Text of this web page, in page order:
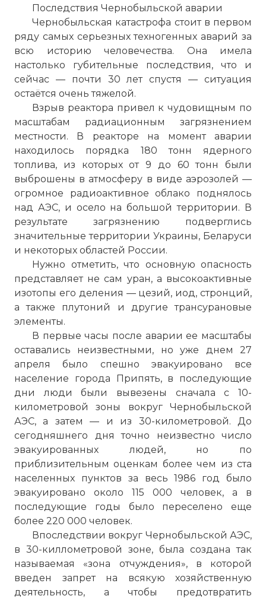
Последствия Чернобыльской аварии
Чернобыльская катастрофа стоит в первом
ряду самых серьезных техногенных аварий за
всю историю человечества. Она имела
настолько губительные последствия, что и
сейчас — почти 30 лет спустя — ситуация
остаётся очень тяжелой.
Взрыв реактора привел к чудовищным по
масштабам радиационным загрязнением
местности. В реакторе на момент аварии
находилось порядка 180 тонн ядерного
топлива, из которых от 9 до 60 тонн были
выброшены в атмосферу в виде аэрозолей —
огромное радиоактивное облако поднялось
над АЭС, и осело на большой территории. В
результате загрязнению подверглись
значительные территории Украины, Беларуси
и некоторых областей России.
Нужно отметить, что основную опасность
представляет не сам уран, а высокоактивные
изотопы его деления — цезий, иод, стронций,
а также плутоний и другие трансурановые
элементы.
В первые часы после аварии ее масштабы
оставались неизвестными, но уже днем 27
апреля было спешно эвакуировано все
население города Припять, в последующие
дни люди были вывезены сначала с 10-
километровой зоны вокруг Чернобыльской
АЭС, а затем — и из 30-километровой. До
сегодняшнего дня точно неизвестно число
эвакуированных людей, но по
приблизительным оценкам более чем из ста
населенных пунктов за весь 1986 год было
эвакуировано около 115 000 человек, а в
последующие годы было переселено еще
более 220 000 человек.
Впоследствии вокруг Чернобыльской АЭС,
в 30-киллометровой зоне, была создана так
называемая «зона отчуждения», в которой
введен запрет на всякую хозяйственную
деятельность, а чтобы предотвратить